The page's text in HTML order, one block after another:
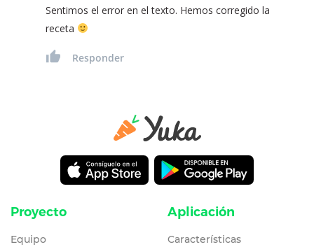
Sentimos el error en el texto. Hemos corregido la
receta
Responder
Proyecto
Equipo
Aplicación
Características